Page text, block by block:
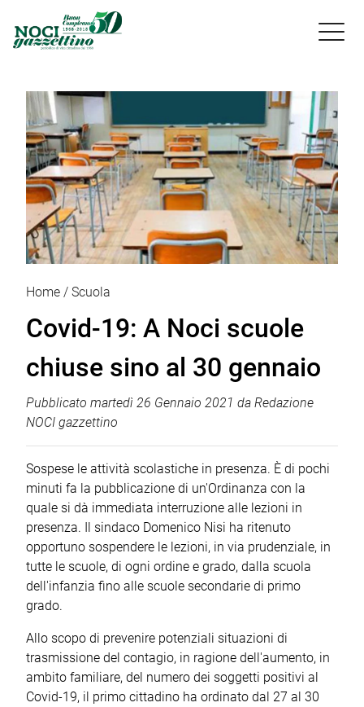

Home Scuola
Covid-19: A Noci scuole
chiuse sino al 30 gennaio
Pubblicato martedì 26 Gennaio 2021 da Redazione
NOCI gazzettino
Sospese le attività scolastiche in presenza. È di pochi
minuti fa la pubblicazione di un'Ordinanza con la
quale si dà immediata interruzione alle lezioni in
presenza. Il sindaco Domenico Nisi ha ritenuto
opportuno sospendere le lezioni, in via prudenziale, in
tutte le scuole, di ogni ordine e grado, dalla scuola
dell'infanzia fino alle scuole secondarie di primo
grado.
Allo scopo di prevenire potenziali situazioni di
trasmissione del contagio, in ragione dell'aumento, in
ambito familiare, del numero dei soggetti positivi al
Covid-19, il primo cittadino ha ordinato dal 27 al 30